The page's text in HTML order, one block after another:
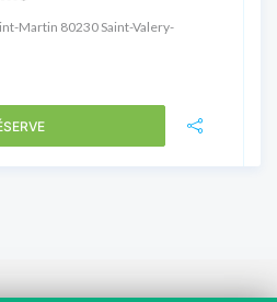
Martin 80230 Saint-Valery-